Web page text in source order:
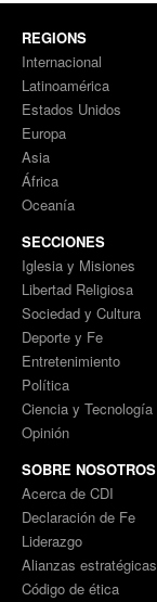
REGIONS
Internacional
Latinoamérica
Estados Unidos
Europa
Asia
África
Oceanía
SECCIONES
Iglesia y Misiones
Libertad Religiosa
Sociedad y Cultura
Deporte y Fe
Entretenimiento
Política
Ciencia y Tecnología
Opinión
SOBRE NOSOTROS
Acerca de CDI
Declaración de Fe
Liderazgo
Alianzas estratégicas
Código de ética